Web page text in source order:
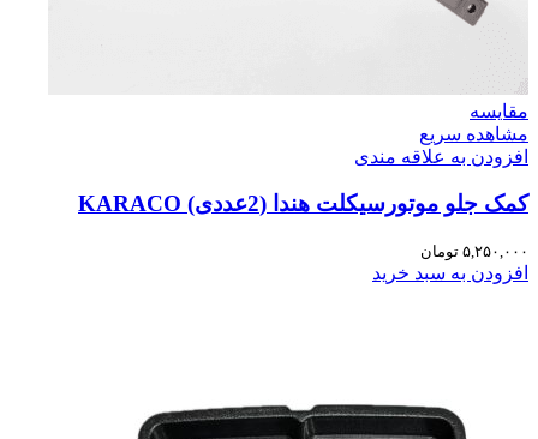
مقایسه
مشاهده سریع
افزودن به علاقه مندی
کمک جلو موتورسیکلت هندا (2عددی) KARACO
۵,۲۵۰,۰۰۰ تومان
افزودن به سبد خرید